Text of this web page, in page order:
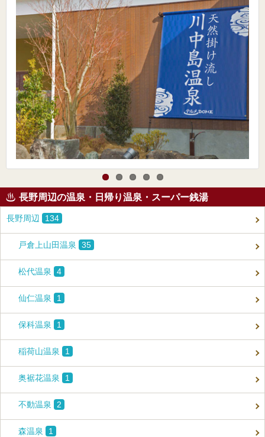
長野周辺の温泉・日帰り温泉・スーパー銭湯
長野周辺 134
戸倉上山田温泉 35
松代温泉 4
仙仁温泉 1
保科温泉 1
稲荷山温泉 1
奥裾花温泉 1
不動温泉 2
森温泉 1